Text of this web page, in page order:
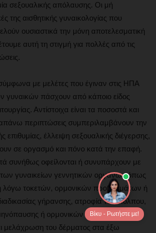
σεξουαλικής απόλαυσης. Οι μή
της αισθητικής γυναικολογίας που
ουσιαστικά την μόνη αποτελεσματική
αυτή τη στιγμή για πολλές από τις
με μελέτες που έγιναν στις ΗΠΑ
γυναικών πάσχουν από κάποιο είδος
Αντίστοιχα είναι τα ποσοστά και
περιπτώσεις συμπεριλαμβάνουν την
επιθυμίας, έλλειψη σεξουαλικής διέγερσης,
σε οργασμό και πόνο κατά την επαφή.
συνήθως οφείλονται ή συνυπάρχουν με
γυναικείων γεννητικών οργάνων όπως
λόγω τοκετών, ορμονικών προβλημάτων ή
γήρανσης, ατροφία του κόλπου,
ή ορμονικών προβλημάτων,
μελάχρωση του δέρματος στα έξω
Βίκυ - Ρωτήστε με!